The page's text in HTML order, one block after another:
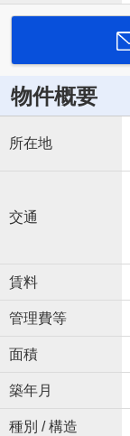
物件概要
所在地
交通
賃料
管理費等
面積
築年月
種別 / 構造